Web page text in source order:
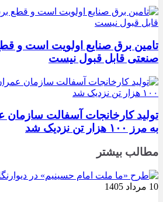
تامین برق صنایع اولویت است و
صنعتی قابل قبول نیست
تولید کارخانجات آسفالت سازمان
به مرز ۱۰۰ هزار تن نزدیک شد
مطالب بیشتر
10 مرداد 1405